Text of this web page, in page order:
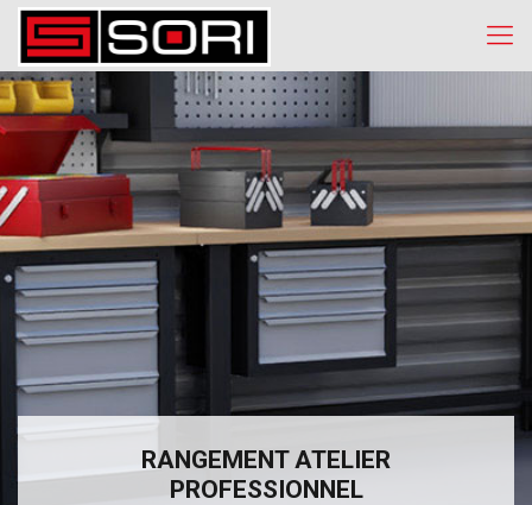
RANGEMENT ATELIER
PROFESSIONNEL